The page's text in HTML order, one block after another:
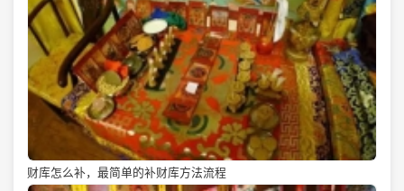
财库怎么补，最简单的补财库方法流程